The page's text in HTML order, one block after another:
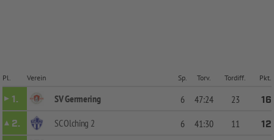
Pl. Verein Sp. Torv. Tordiff. Pkt.
1. SV Germering 6 47:24 23
16
2.
SC Olching 2 6 41:30 11
12